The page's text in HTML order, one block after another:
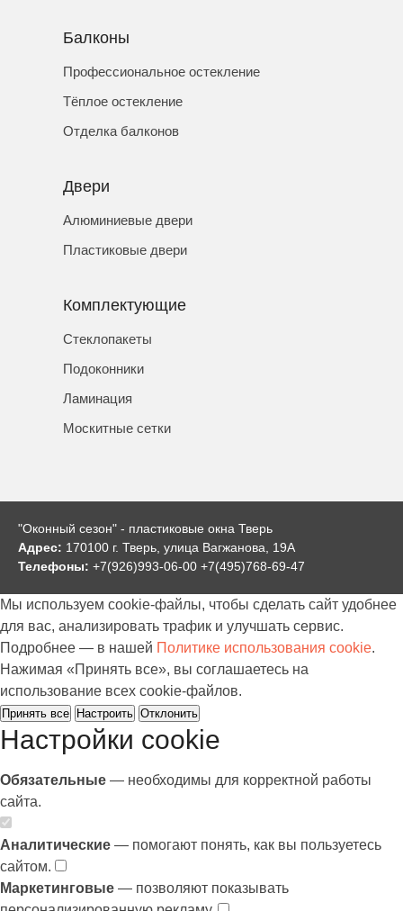
Балконы
Профессиональное остекление
Тёплое остекление
Отделка балконов
Двери
Алюминиевые двери
Пластиковые двери
Комплектующие
Стеклопакеты
Подоконники
Ламинация
Москитные сетки
"Оконный сезон" - пластиковые окна Тверь
Адрес: 170100 г. Тверь, улица Вагжанова, 19А
Телефоны: +7(926)993-06-00 +7(495)768-69-47
Мы используем cookie-файлы, чтобы сделать сайт удобнее
для вас, анализировать трафик и улучшать сервис.
Подробнее — в нашей Политике использования cookie.
Нажимая «Принять все», вы соглашаетесь на
использование всех cookie-файлов.
Принять все Настроить Отклонить
Настройки cookie
Обязательные — необходимы для корректной работы
сайта.
Аналитические — помогают понять, как вы пользуетесь
сайтом.
Маркетинговые — позволяют показывать